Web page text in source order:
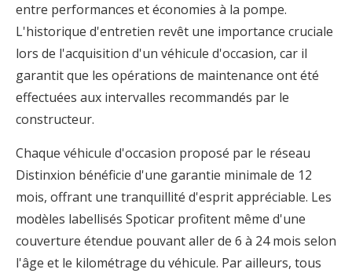
entre performances et économies à la pompe.
L'historique d'entretien revêt une importance cruciale
lors de l'acquisition d'un véhicule d'occasion, car il
garantit que les opérations de maintenance ont été
effectuées aux intervalles recommandés par le
constructeur.
Chaque véhicule d'occasion proposé par le réseau
Distinxion bénéficie d'une garantie minimale de 12
mois, offrant une tranquillité d'esprit appréciable. Les
modèles labellisés Spoticar profitent même d'une
couverture étendue pouvant aller de 6 à 24 mois selon
l'âge et le kilométrage du véhicule. Par ailleurs, tous